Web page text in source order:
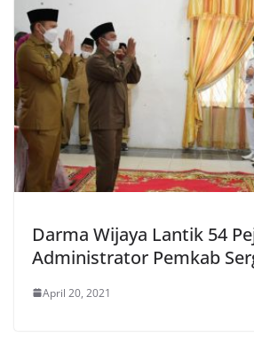
Darma Wijaya Lantik 54
Administrator Pemkab
April 20, 2021